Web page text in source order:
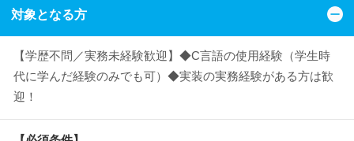
対象となる方
【学歴不問／実務未経験歓迎】◆C言語の使用経験（学生時
代に学んだ経験のみでも可）◆実装の実務経験がある方は歓
迎！